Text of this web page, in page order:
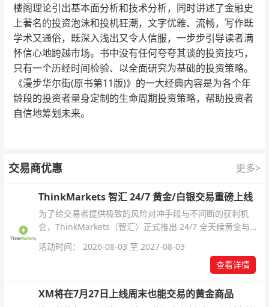
楼阁理论引出基本面分析和技术分析，同时讲述了金融史
上著名的投资泡沫和投机狂潮，文字优雅、流畅，写作既
学术又通俗，既深入浅出又令人信服，一步步引导读者满
怀信心地跨越市场。书中没有任何夸夸其谈的投资技巧，
只有一个历经时间检验、以全面研究为基础的投资策略。
《漫步华尔街(原书第11版)》的一大经典内容是为各个年
龄段的投资者量身定制的生命周期投资策略，帮助投资者
自信地筹划未来。
交易商优惠 更多>
ThinkMarkets 智汇 24/7 黄金/白银交易重磅上线
为了给交易者提供极致的风险对冲手段与不间断的获利机
会，ThinkMarkets（智汇）正式推出 24/7 全天候黄金与白
杆配置、支持软件及交易细则。
活动时间： 2026-08-03 至 2027-08-03
查看详情
XM将在7月27日上线周末也能交易的黄金商品